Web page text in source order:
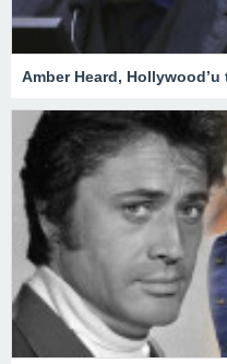
Amber Heard, Hollywood’u